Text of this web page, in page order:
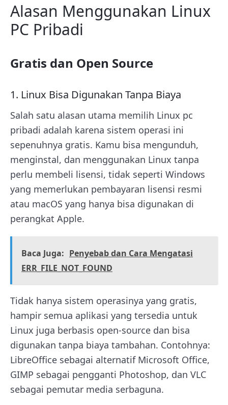
Alasan Menggunakan Linux
PC Pribadi
Gratis dan Open Source
1. Linux Bisa Digunakan Tanpa Biaya
Salah satu alasan utama memilih Linux pc
pribadi adalah karena sistem operasi ini
sepenuhnya gratis. Kamu bisa mengunduh,
menginstal, dan menggunakan Linux tanpa
perlu membeli lisensi, tidak seperti Windows
yang memerlukan pembayaran lisensi resmi
atau macOS yang hanya bisa digunakan di
perangkat Apple.
Baca Juga: Penyebab dan Cara Mengatasi
ERR_FILE_NOT_FOUND
Tidak hanya sistem operasinya yang gratis,
hampir semua aplikasi yang tersedia untuk
Linux juga berbasis open-source dan bisa
digunakan tanpa biaya tambahan. Contohnya:
LibreOffice sebagai alternatif Microsoft Office,
GIMP sebagai pengganti Photoshop, dan VLC
sebagai pemutar media serbaguna.